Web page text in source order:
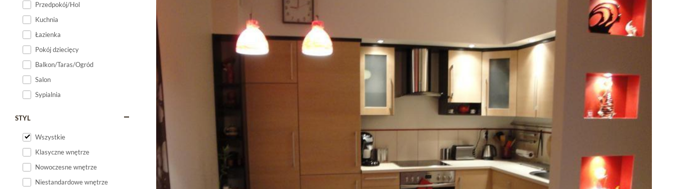
Przedpokój/Hol
Kuchnia
Łazienka
Pokój dziecięcy
Balkon/Taras/Ogród
Salon
Sypialnia
STYL
Wszystkie
Klasyczne wnętrze
Nowoczesne wnętrze
Niestandardowe wnętrze